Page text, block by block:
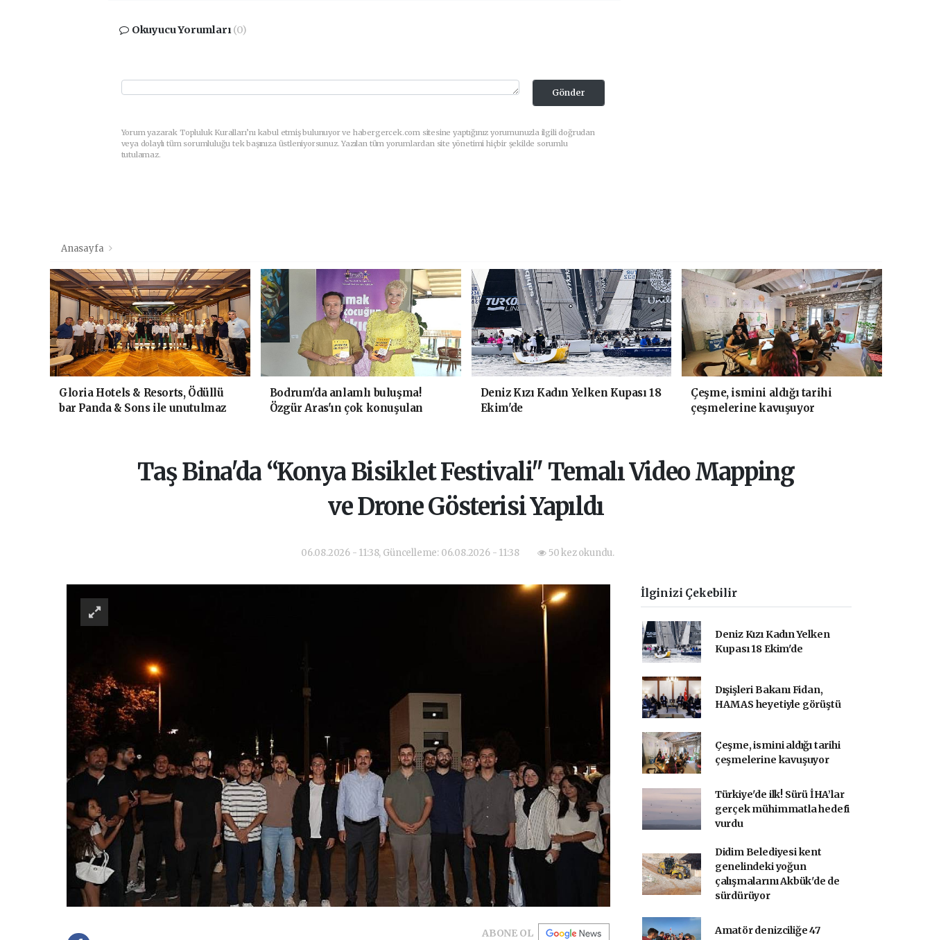
Okuyucu Yorumları(0)
Gönder
Yorum yazarak Topluluk Kuralları’nı kabul etmiş bulunuyor ve habergercek.com sitesine yaptığınız yorumunuzla ilgili doğrudan
veya dolaylı tüm sorumluluğu tek başınıza üstleniyorsunuz. Yazılan tüm yorumlardan site yönetimi hiçbir şekilde sorumlu
tutulamaz.
Anasayfa
Gloria Hotels & Resorts, Ödüllü
bar Panda & Sons ile unutulmaz
Bodrum'da anlamlı buluşma!
Özgür Aras'ın çok konuşulan
Deniz Kızı Kadın Yelken Kupası 18
Ekim'de
Çeşme, ismini aldığı tarihi
çeşmelerine kavuşuyor
Taş Bina'da “Konya Bisiklet Festivali" Temalı Video Mapping
ve Drone Gösterisi Yapıldı
06.08.2026 - 11:38, Güncelleme: 06.08.2026 - 11:38 50 kez okundu.
ABONE OL
İlginizi Çekebilir
Deniz Kızı Kadın Yelken
Kupası 18 Ekim'de
Dışişleri Bakanı Fidan,
HAMAS heyetiyle görüştü
Çeşme, ismini aldığı tarihi
çeşmelerine kavuşuyor
Türkiye'de ilk! Sürü İHA’lar
gerçek mühimmatla hedefi
vurdu
Didim Belediyesi kent
genelindeki yoğun
çalışmalarını Akbük'de de
sürdürüyor
Amatör denizciliğe 47